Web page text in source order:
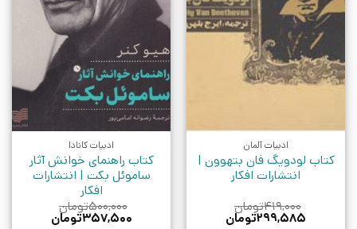
ادبیات آلمان
کتاب لودویگ فان بتهوون |
انتشارات افکار
۴۱۹,۰۰۰تومان
قیمت
۲۹۹,۵۸۵تومان
ادبیات کانادا
کتاب راهنمای خوانش آثار
ساموئل بکت | انتشارات
افکار
۵۰۰,۰۰۰تومان
قیمت
۳۵۷,۵۰۰تومان